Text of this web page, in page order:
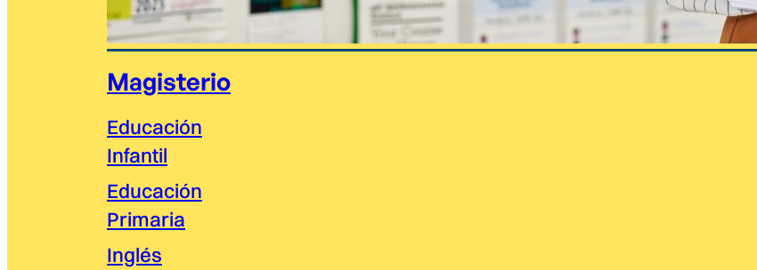
Magisterio
Educación
Infantil
Educación
Primaria
Inglés